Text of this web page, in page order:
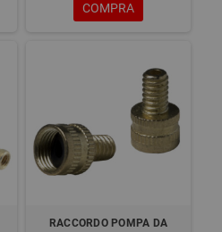
COMPRA
RACCORDO POMPA DA